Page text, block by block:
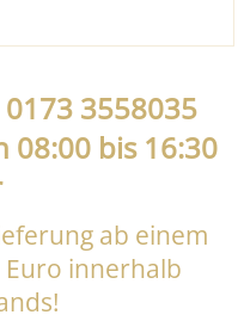
3558035
08:00 bis 16:30
ab einem
Euro innerhalb